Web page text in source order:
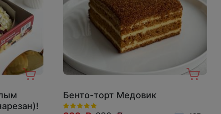
Бенто-торт Медовик